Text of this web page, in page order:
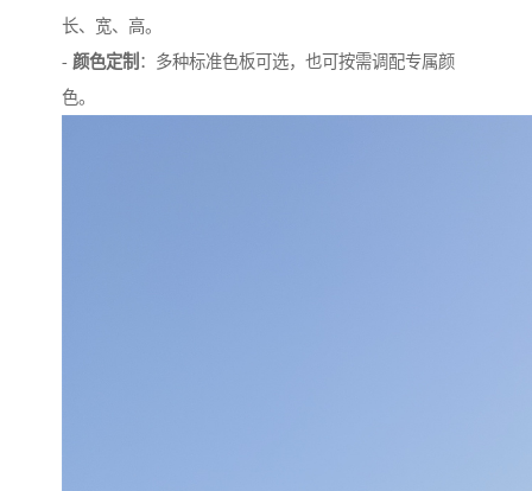
长、宽、高。
- 颜色定制 ：多种标准色板可选，也可按需调配专属颜
色。